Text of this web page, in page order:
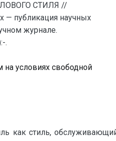
СТИЛЯ //
— публикация научных
журнале.
.
на условиях свободной
как стиль,